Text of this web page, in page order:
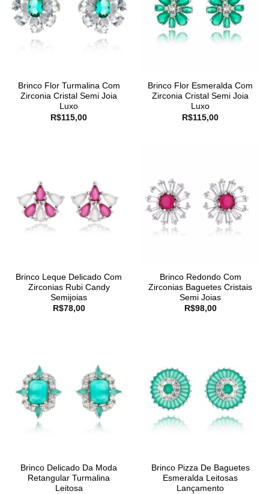
Brinco Flor Turmalina Com
Zirconia Cristal Semi Joia
Luxo
R$115,00
Brinco Flor Esmeralda Com
Zirconia Cristal Semi Joia
Luxo
R$115,00
Brinco Leque Delicado Com
Zirconias Rubi Candy
Semijoias
R$78,00
Brinco Redondo Com
Zirconias Baguetes Cristais
Semi Joias
R$98,00
Brinco Delicado Da Moda
Retangular Turmalina
Leitosa
Brinco Pizza De Baguetes
Esmeralda Leitosas
Lançamento